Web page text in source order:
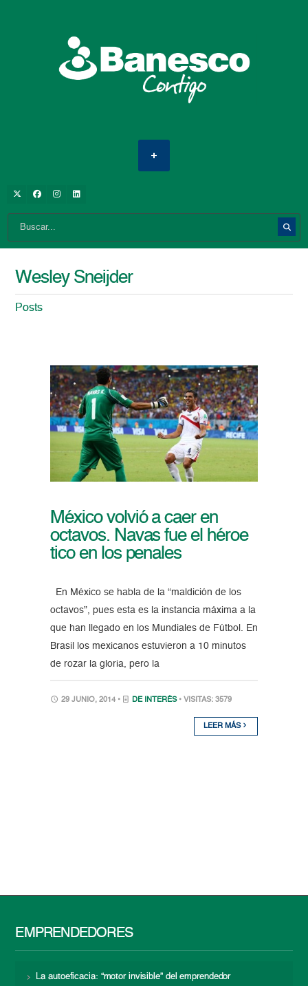
Wesley Sneijder
Posts
México volvió a caer en
octavos. Navas fue el héroe
tico en los penales
En México se habla de la “maldición de los
octavos”, pues esta es la instancia máxima a la
que han llegado en los Mundiales de Fútbol. En
Brasil los mexicanos estuvieron a 10 minutos
de rozar la gloria, pero la
29 JUNIO, 2014 • DE INTERÉS • VISITAS: 3579
LEER MÁS
EMPRENDEDORES
La autoeficacia: “motor invisible” del emprendedor